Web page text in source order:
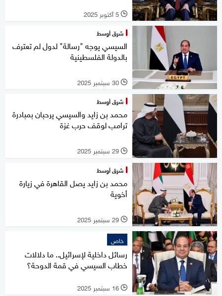
l 5 أكتوبر 2025
شرق أوسط
السيسي يوجه "رسالة" لدول لم تعترف
بالدولة الفلسطينية
l 30 سبتمبر 2025
شرق أوسط
محمد بن زايد والسيسي يرحبان بمبادرة
ترامب لوقف حرب غزة
l 29 سبتمبر 2025
شرق أوسط
محمد بن زايد يصل القاهرة في زيارة
أخوية
l 29 سبتمبر 2025
خاص
رسائل داخلية لإسرائيل.. ما دلالات
خطاب السيسي في قمة الدوحة؟
l 16 سبتمبر 2025